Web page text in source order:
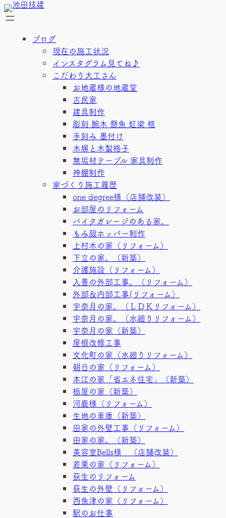
内
容
ブログ
現在の施工状況
インスタグラム見てね♪
こだわり大工さん
お地蔵様の地蔵堂
古民家
建具制作
彫刻 腕木 懸魚 虹梁 框
手刻み 墨付け
木塀と木製格子
無垢材テーブル 家具制作
神棚制作
家づくり施工履歴
one degree様（店舗改装）
お部屋のリフォーム
バイクガレージのある家。
もみ殻ホッパー制作
上村木の家（リフォーム）
下立の家。（新築）
介護施設（リフォーム）
入善の外部工事。（リフォーム）
外部＆内部工事(リフォーム）
宇奈月の家。（ＬＤＫリフォーム）
宇奈月の家。（水廻りリフォーム）
宇奈月の家（新築）
屋根改修工事
文化町の家（水廻りリフォーム）
朝日の家（リフォーム）
本江の家「省エネ住宅」（新築）
栃屋の家（新築）
河鹿様（リフォーム）
生地の車庫（新築）
田家の外壁工事（リフォーム）
田家の家。（新築）
美容室Bells様 （店舗改装）
若栗の家（リフォーム）
荻生のリフォーム
荻生の外壁（リフォーム）
西魚津の家（リフォーム）
駅のお仕事